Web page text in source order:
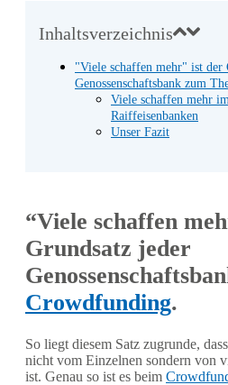
Inhaltsverzeichnis
"Viele schaffen mehr" ist der
Genossenschaftsbank zum
Viele schaffen mehr
Raiffeisenbanken
Unser Fazit
“Viele schaffen
Grundsatz jeder
Crowdfunding.
So liegt diesem Satz zugrunde,
nicht vom Einzelnen sondern von
ist. Genau so ist es beim